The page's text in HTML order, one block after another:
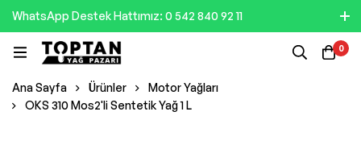
WhatsApp Destek Hattımız: 0 542 840 92 11
0
Ana Sayfa Ürünler
Motor Yağları
OKS 310 Mos2'li Sentetik Yağ 1 L